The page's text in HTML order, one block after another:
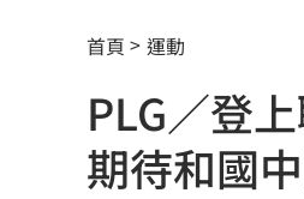
稱龍蝦咬完就
樂天女孩淚揭
一張百萬太貴
首頁 運動
PLG／登
期待和國